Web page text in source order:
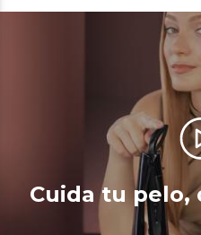
Cuida tu